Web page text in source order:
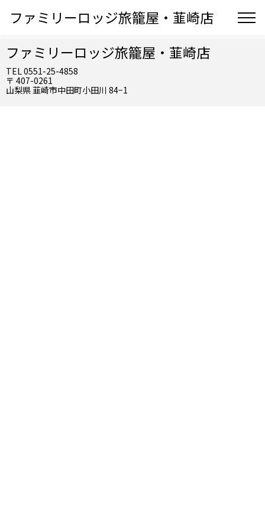
ファミリーロッジ旅籠屋・韮崎店
ファミリーロッジ旅籠屋・韮崎店
TEL 0551-25-4858
〒 407-0261
山梨県 韮崎市中田町小田川 84−1